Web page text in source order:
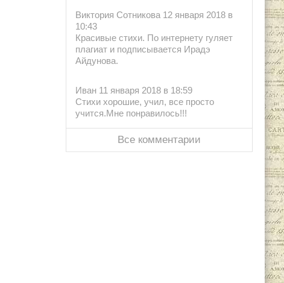
Виктория Сотникова 12 января 2018 в
10:43
Красивые стихи. По интернету гуляет
плагиат и подписывается Ирадэ
Айдунова.
Иван 11 января 2018 в 18:59
Стихи хорошие, учил, все просто
учится.Мне понравилось!!!
Все комментарии